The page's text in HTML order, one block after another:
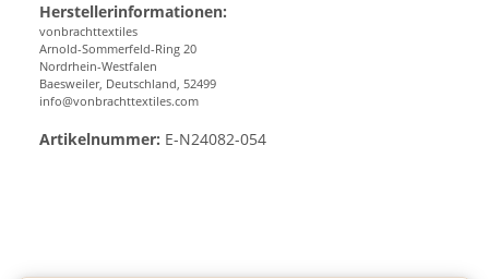
Herstellerinformationen:
vonbrachttextiles
Arnold-Sommerfeld-Ring 20
Nordrhein-Westfalen
Baesweiler, Deutschland, 52499
info@vonbrachttextiles.com
Artikelnummer: E-N24082-054